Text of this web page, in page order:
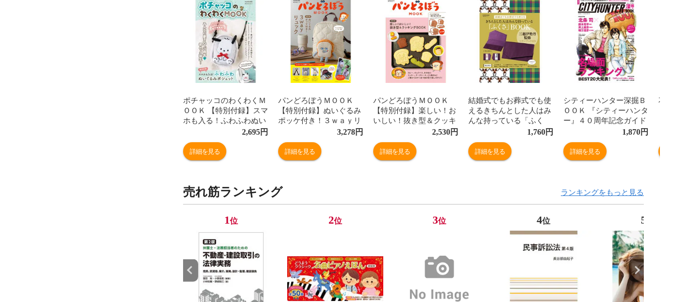
ポチャッコのわくわくＭ
ＯＯＫ 【特別付録】スマ
ホも入る！ふわふわぬい
ぐるみポシェット /サン
リオ
2,695円
詳細を見る
パンどろぼうＭＯＯＫ
【特別付録】ぬいぐるみ
ポッケ付き！３ｗａｙリ
3,278円
詳細を見る
パンどろぼうＭＯＯＫ
【特別付録】楽しい！お
いしい！抜き型＆クッキ
2,530円
詳細を見る
結婚式でもお葬式でも使
えるきちんとした人はみ
んな持っている「ふく
さ」ＢＯＯＫ 三越伊勢丹
監修マナーブック付き /
三越伊勢丹儀式１１０
1,760円
詳細を見る
シティーハンター深掘Ｂ
ＯＯＫ 『シティーハンタ
ー』４０周年記念ガイド
1,870円
詳細を見る
花時
売れ筋ランキング ランキングをもっと見る
1位 2位 3位 4位 5